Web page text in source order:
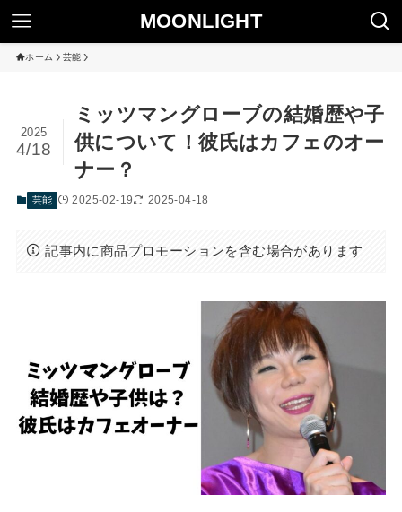
MOONLIGHT
ホーム 芸能
ミッツマングローブの結婚歴や子
供について！彼氏はカフェのオー
ナー？
2025
4/18
芸能 2025-02-19 2025-04-18
記事内に商品プロモーションを含む場合があります